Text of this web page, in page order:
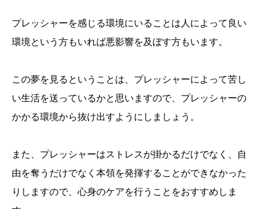
プレッシャーを感じる環境にいることは人によって良い
環境という方もいれば悪影響を及ぼす方もいます。
この夢を見るということは、プレッシャーによって苦し
い生活を送っているかと思いますので、プレッシャーの
かかる環境から抜け出すようにしましょう。
また、プレッシャーはストレスが掛かるだけでなく、自
由を奪うだけでなく本領を発揮することができなかった
りしますので、心身のケアを行うことをおすすめしま